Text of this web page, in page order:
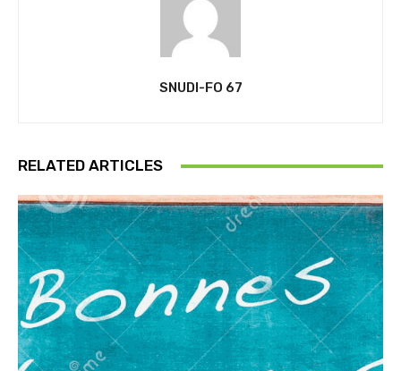
SNUDI-FO 67
RELATED ARTICLES